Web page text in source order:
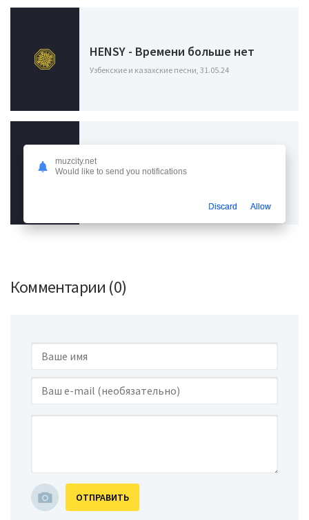
HENSY - Времени больше нет
Узбекские и казахские песни, 31.05.24
Whole Lotta Swag - Правда
Комментарии (0)
ОТПРАВИТЬ
muzcity.net
Would like to send you notifications
Discard Allow